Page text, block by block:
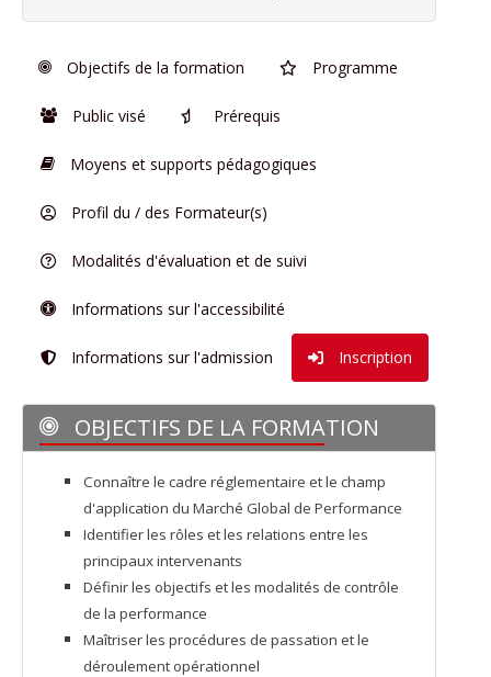
Objectifs de la formation Programme
Public visé Prérequis
Moyens et supports pédagogiques
Profil du / des Formateur(s)
Modalités d'évaluation et de suivi
Informations sur l'accessibilité
Informations sur l'admission Inscription
OBJECTIFS DE LA FORMATION
Connaître le cadre réglementaire et le champ
d'application du Marché Global de Performance
Identifier les rôles et les relations entre les
principaux intervenants
Définir les objectifs et les modalités de contrôle
de la performance
Maîtriser les procédures de passation et le
déroulement opérationnel